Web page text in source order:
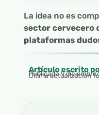
La idea no es
sector cervecero
plataformas
Artículo escrito
Publicada9 diciembre
Última actualización